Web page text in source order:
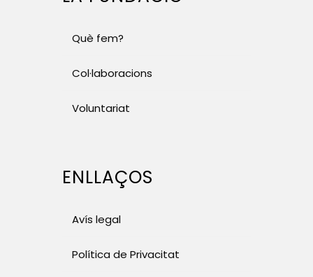
Què fem?
Col·laboracions
Voluntariat
ENLLAÇOS
Avís legal
Política de Privacitat